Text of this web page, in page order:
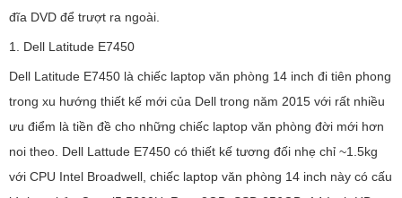
đĩa DVD để trượt ra ngoài.
1. Dell Latitude E7450
Dell Latitude E7450 là chiếc laptop văn phòng 14 inch đi tiên phong
trong xu hướng thiết kế mới của Dell trong năm 2015 với rất nhiều
ưu điểm là tiền đề cho những chiếc laptop văn phòng đời mới hơn
noi theo. Dell Lattude E7450 có thiết kế tương đối nhẹ chỉ ~1.5kg
với CPU Intel Broadwell, chiếc laptop văn phòng 14 inch này có cấu